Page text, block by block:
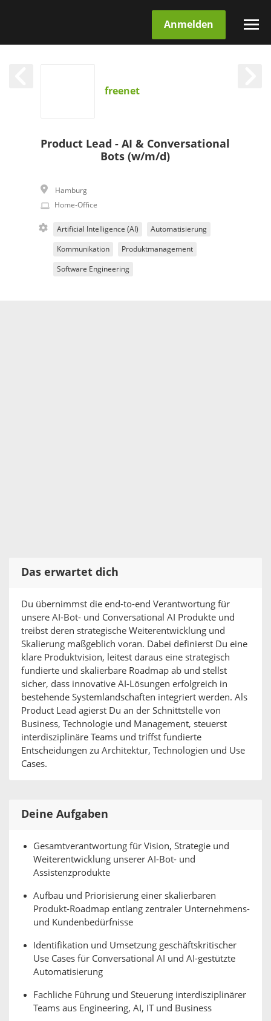
Anmelden
freenet
Product Lead - AI & Conversational
Bots (w/m/d)
Hamburg
Home-Office
Artificial Intelligence (AI) Automatisierung
Kommunikation Produktmanagement
Software Engineering
Das erwartet dich
Du übernimmst die end-to-end Verantwortung für
unsere AI-Bot- und Conversational AI Produkte und
treibst deren strategische Weiterentwicklung und
Skalierung maßgeblich voran. Dabei definierst Du eine
klare Produktvision, leitest daraus eine strategisch
fundierte und skalierbare Roadmap ab und stellst
sicher, dass innovative AI-Lösungen erfolgreich in
bestehende Systemlandschaften integriert werden. Als
Product Lead agierst Du an der Schnittstelle von
Business, Technologie und Management, steuerst
interdisziplinäre Teams und triffst fundierte
Entscheidungen zu Architektur, Technologien und Use
Cases.
Deine Aufgaben
Gesamtverantwortung für Vision, Strategie und
Weiterentwicklung unserer AI-Bot- und
Assistenzprodukte
Aufbau und Priorisierung einer skalierbaren
Produkt-Roadmap entlang zentraler Unternehmens-
und Kundenbedürfnisse
Identifikation und Umsetzung geschäftskritischer
Use Cases für Conversational AI und AI-gestützte
Automatisierung
Fachliche Führung und Steuerung interdisziplinärer
Teams aus Engineering, AI, IT und Business